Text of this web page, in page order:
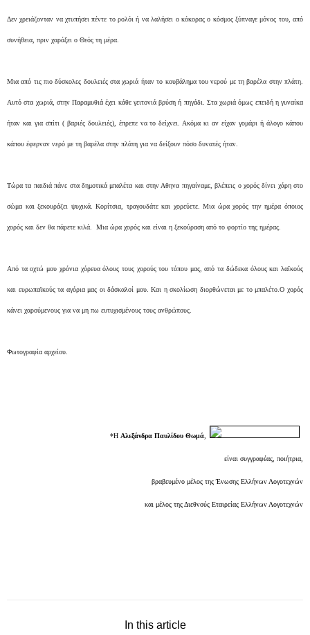
Δεν χρειάζονταν να χτυπήσει πέντε το ρολόι ή να λαλήσει ο κόκορας ο κόσμος ξύπναγε μόνος του, από
συνήθεια, πριν χαράξει ο Θεός τη μέρα.
Μια από τις πιο δύσκολες δουλειές στα χωριά ήταν το κουβάλημα του νερού με τη βαρέλα στην πλάτη.
Αυτό στα χωριά, στην Παραμυθιά έχει κάθε γειτονιά βρύση ή πηγάδι. Στα χωριά όμως επειδή η γυναίκα
ήταν και για σπίτι ( βαριές δουλειές), έπρεπε να το δείχνει. Ακόμα κι αν είχαν γομάρι ή άλογο κάπου
κάπου έφερναν νερό με τη βαρέλα στην πλάτη για να δείξουν πόσο δυνατές ήταν.
Τώρα τα παιδιά πάνε στα δημοτικά μπαλέτα και στην Αθηνα πηγαίναμε, βλέπεις ο χορός δίνει χάρη στο
σώμα και ξεκουράζει ψυχικά. Κορίτσια, τραγουδάτε και χορεύετε. Μια ώρα χορός την ημέρα όποιος
χορός και δεν θα πάρετε κιλά. Μια ώρα χορός και είναι η ξεκούραση από το φορτίο της ημέρας.
Από τα οχτώ μου χρόνια χόρευα όλους τους χορούς του τόπου μας, από τα δώδεκα όλους και λαϊκούς
και ευρωπαϊκούς τα αγόρια μας οι δάσκαλοί μου. Και η σκολίωση διορθώνεται με το μπαλέτο.Ο χορός
κάνει χαρούμενους για να μη πω ευτυχισμένους τους ανθρώπους.
Φωτογραφία αρχείου.
*H Αλεξάνδρα Παυλίδου Θωμά
είναι συγγραφέας, ποιήτρια,
βραβευμένο μέλος της Ένωσης Ελλήνων Λογοτεχνών
και μέλος της Διεθνoύς Εταιρείας Ελλήνων Λογοτεχνών
In this article